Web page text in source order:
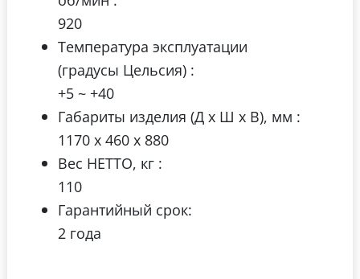
920
Температура эксплуатации
(градусы Цельсия) :
+5 ~ +40
Габариты изделия (Д х Ш х В), мм :
1170 x 460 x 880
Вес НЕТТО, кг :
110
Гарантийный срок:
2 года